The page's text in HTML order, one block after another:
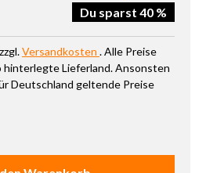
Du sparst 40 %
Versandkosten . Alle Preise
hinterlegte Lieferland. Ansonsten
Deutschland geltende Preise